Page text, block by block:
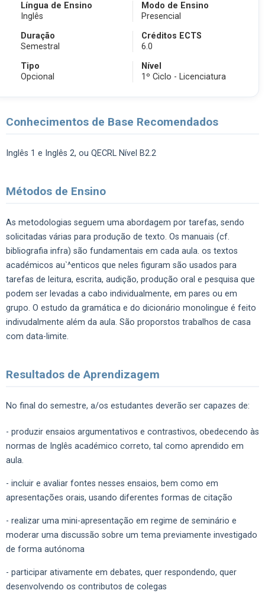
Língua de Ensino
Inglês
Modo de Ensino
Presencial
Duração
Semestral
Créditos ECTS
6.0
Tipo
Opcional
Nível
1º Ciclo - Licenciatura
Conhecimentos de Base Recomendados
Inglês 1 e Inglês 2, ou QECRL Nível B2.2
Métodos de Ensino
As metodologias seguem uma abordagem por tarefas, sendo
solicitadas várias para produção de texto. Os manuais (cf.
bibliografia infra) são fundamentais em cada aula. os textos
académicos au`^enticos que neles figuram são usados para
tarefas de leitura, escrita, audição, produção oral e pesquisa que
podem ser levadas a cabo individualmente, em pares ou em
grupo. O estudo da gramática e do dicionário monolingue é feito
indivudalmente além da aula. São proporstos trabalhos de casa
com data-limite.
Resultados de Aprendizagem
No final do semestre, a/os estudantes deverão ser capazes de:
- produzir ensaios argumentativos e contrastivos, obedecendo às
normas de Inglês académico correto, tal como aprendido em
aula.
- incluir e avaliar fontes nesses ensaios, bem como em
apresentações orais, usando diferentes formas de citação
- realizar uma mini-apresentação em regime de seminário e
moderar uma discussão sobre um tema previamente investigado
de forma autónoma
- participar ativamente em debates, quer respondendo, quer
desenvolvendo os contributos de colegas